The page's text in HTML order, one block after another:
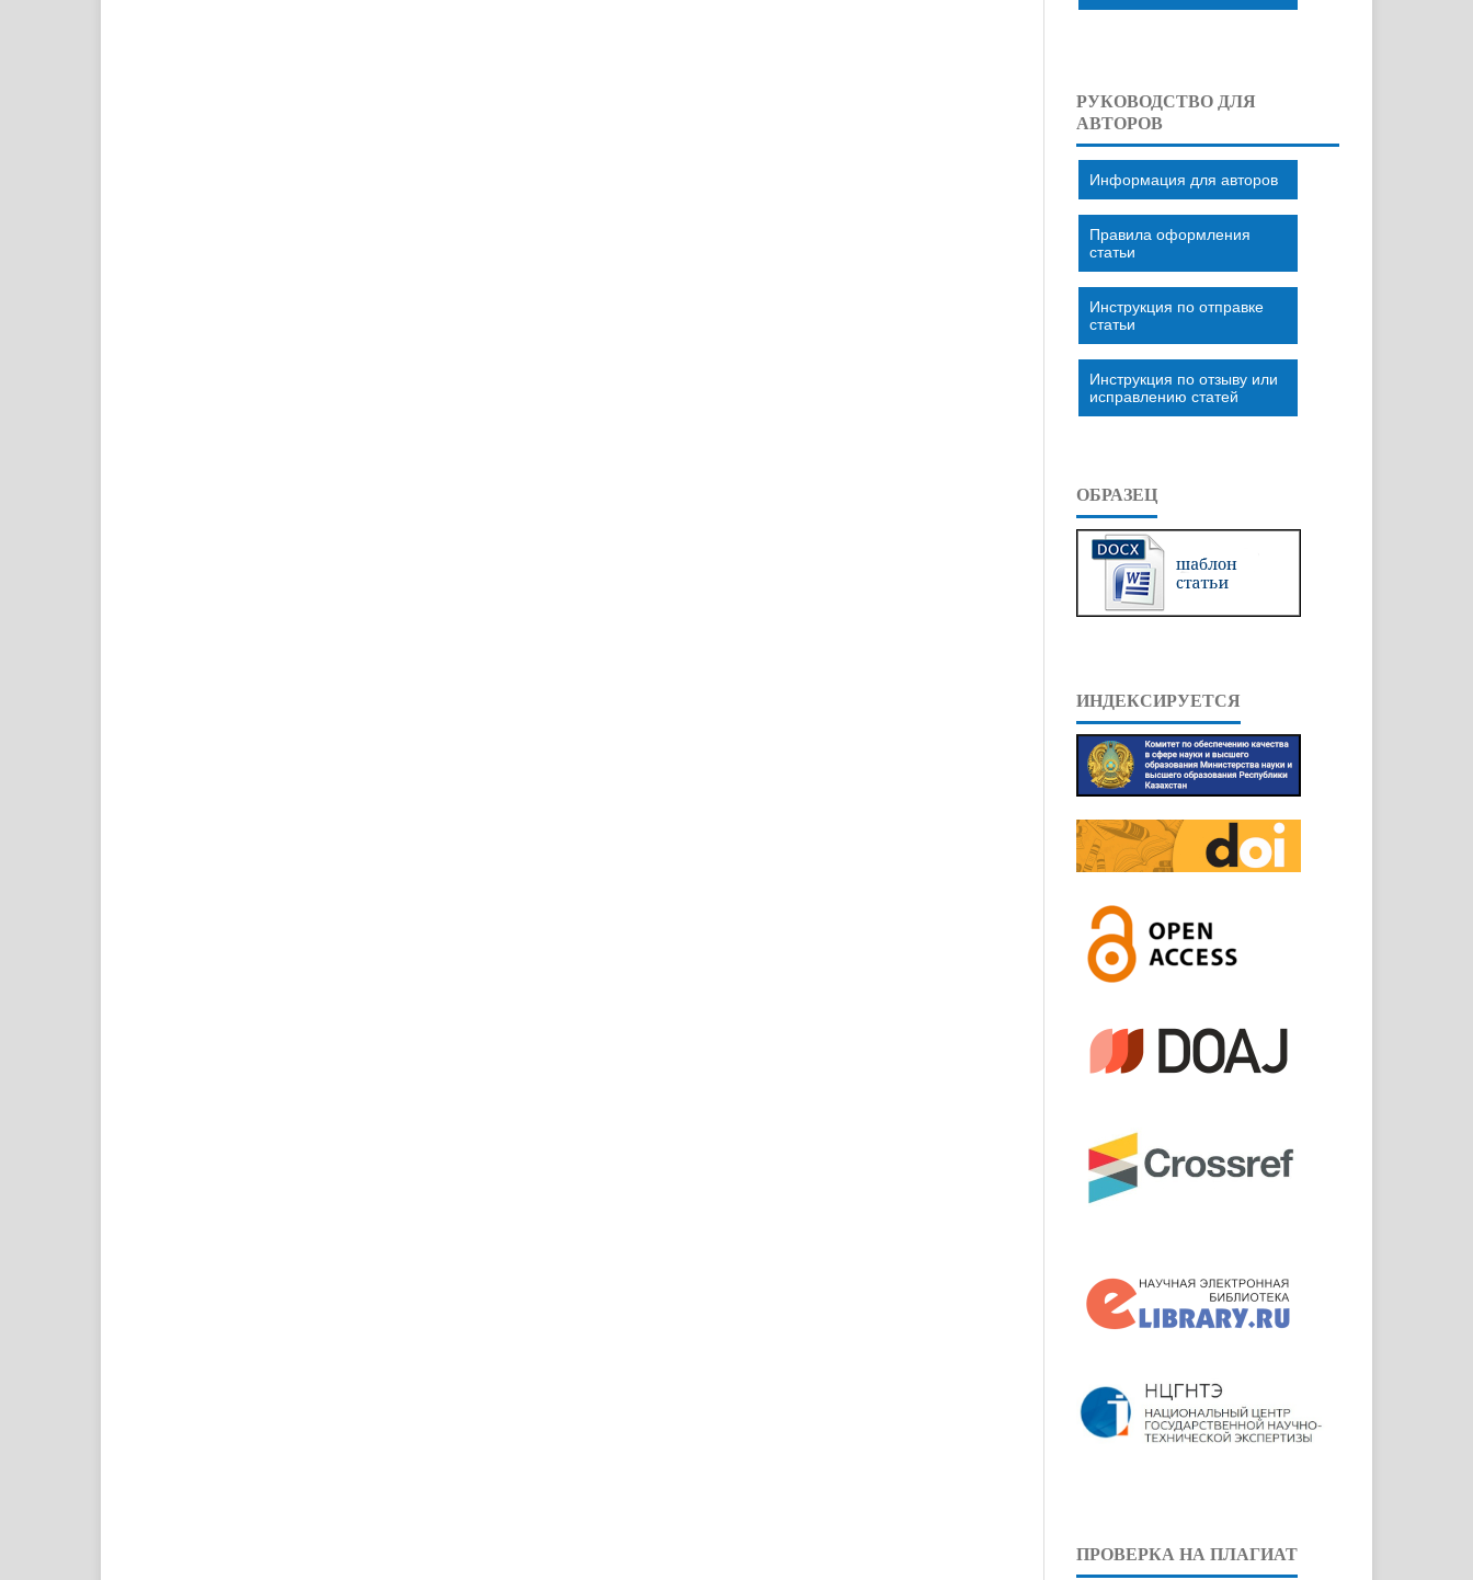
РУКОВОДСТВО ДЛЯ
АВТОРОВ
Информация для авторов
Правила оформления
статьи
Инструкция по отправке
статьи
Инструкция по отзыву или
исправлению статей
ОБРАЗЕЦ
ИНДЕКСИРУЕТСЯ
ПРОВЕРКА НА ПЛАГИАТ